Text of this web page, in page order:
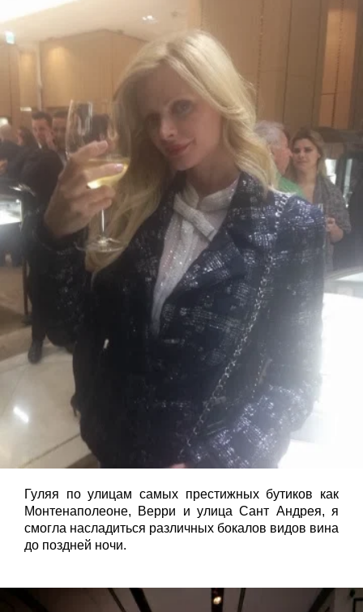
Гуляя по улицам самых престижных бутиков как
Монтенаполеоне, Верри и улица Сант Андрея, я
смогла насладиться различных бокалов видов вина
до поздней ночи.